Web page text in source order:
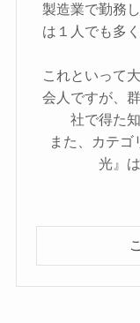
製造業で勤務
は１人でも多
これといって
会人ですが、
社で得た
また、カテゴ
光』